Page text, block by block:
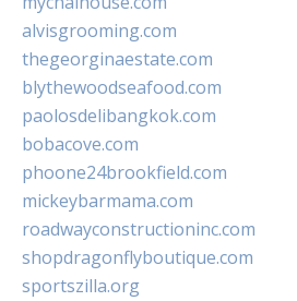
alvisgrooming.com
thegeorginaestate.com
blythewoodseafood.com
paolosdelibangkok.com
bobacove.com
phoone24brookfield.com
mickeybarmama.com
roadwayconstructioninc.com
shopdragonflyboutique.com
sportszilla.org